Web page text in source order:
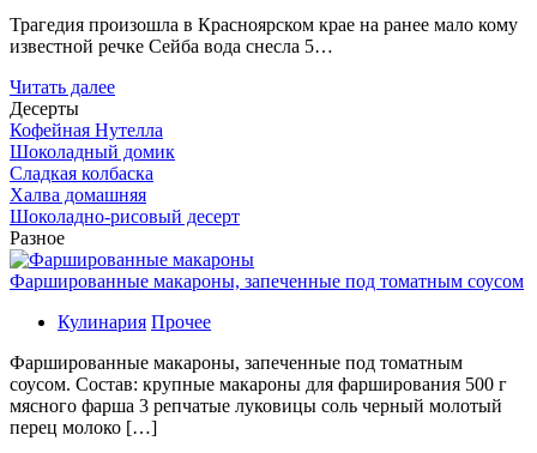
Трагедия произошла в Красноярском крае на ранее мало кому
известной речке Сейба вода снесла 5…
Читать далее
Десерты
Кофейная Нутелла
Шоколадный домик
Сладкая колбаска
Халва домашняя
Шоколадно-рисовый десерт
Разное
Фаршированные макароны, запеченные под томатным соусом
Кулинария Прочее
Фаршированные макароны, запеченные под томатным
соусом. Состав: крупные макароны для фарширования 500 г
мясного фарша 3 репчатые луковицы соль черный молотый
перец молоко […]